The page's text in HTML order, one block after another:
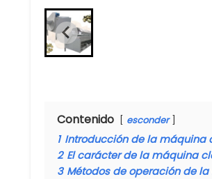
Contenido esconder
1 Introducción de la
2 El carácter de la máquina
3 Métodos de operación de